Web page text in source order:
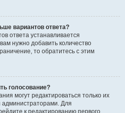
вариантов ответа?
ответа устанавливается
нужно добавить количество
то обратитесь с этим
голосование?
могут редактироваться только их
Для
к редактированию первого